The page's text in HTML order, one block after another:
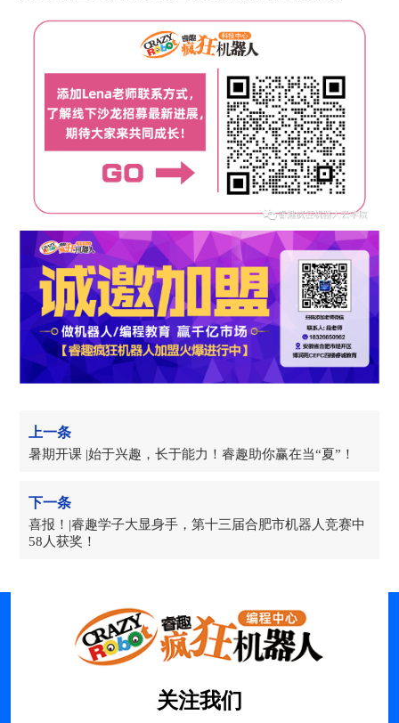
上一条
暑期开课 |始于兴趣，长于能力！睿趣助你赢在当“夏”！
下一条
喜报！|睿趣学子大显身手，第十三届合肥市机器人竞赛中
58人获奖！
关注我们